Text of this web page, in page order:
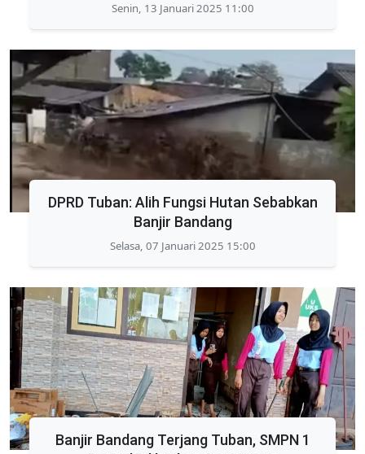
Senin, 13 Januari 2025 11:00
DPRD Tuban: Alih Fungsi Hutan Sebabkan
Banjir Bandang
Selasa, 07 Januari 2025 15:00
Banjir Bandang Terjang Tuban, SMPN 1